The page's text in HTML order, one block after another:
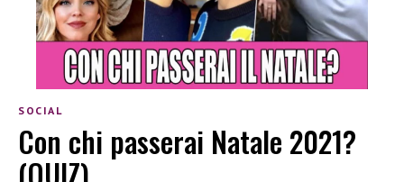
SOCIAL
Con chi passerai Natale 2021?